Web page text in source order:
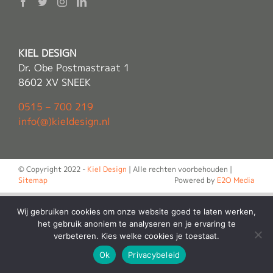
KIEL DESIGN
Dr. Obe Postmastraat 1
8602 XV SNEEK
0515 – 700 219
info(@)kieldesign.nl
© Copyright 2022 - Kiel Design | Alle rechten voorbehouden |
Sitemap
Powered by E2O Media
Wij gebruiken cookies om onze website goed te laten werken,
het gebruik anoniem te analyseren en je ervaring te
verbeteren. Kies welke cookies je toestaat.
Ok
Privacybeleid